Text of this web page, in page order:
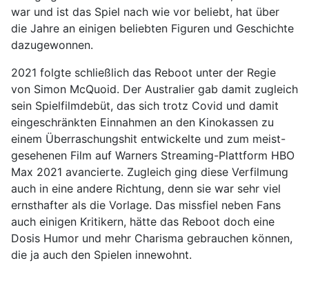
war und ist das Spiel nach wie vor beliebt, hat über
die Jahre an einigen beliebten Figuren und Geschichte
dazugewonnen.
2021 folgte schließlich das Reboot unter der Regie
von Simon McQuoid. Der Australier gab damit zugleich
sein Spielfilmdebüt, das sich trotz Covid und damit
eingeschränkten Einnahmen an den Kinokassen zu
einem Überraschungshit entwickelte und zum meist-
gesehenen Film auf Warners Streaming-Plattform HBO
Max 2021 avancierte. Zugleich ging diese Verfilmung
auch in eine andere Richtung, denn sie war sehr viel
ernsthafter als die Vorlage. Das missfiel neben Fans
auch einigen Kritikern, hätte das Reboot doch eine
Dosis Humor und mehr Charisma gebrauchen können,
die ja auch den Spielen innewohnt.